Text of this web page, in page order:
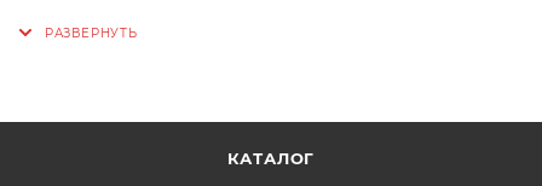
КАТАЛОГ